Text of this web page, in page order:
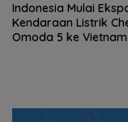
Indonesia Mulai
Kendaraan Listrik
Omoda 5 ke Vietnam